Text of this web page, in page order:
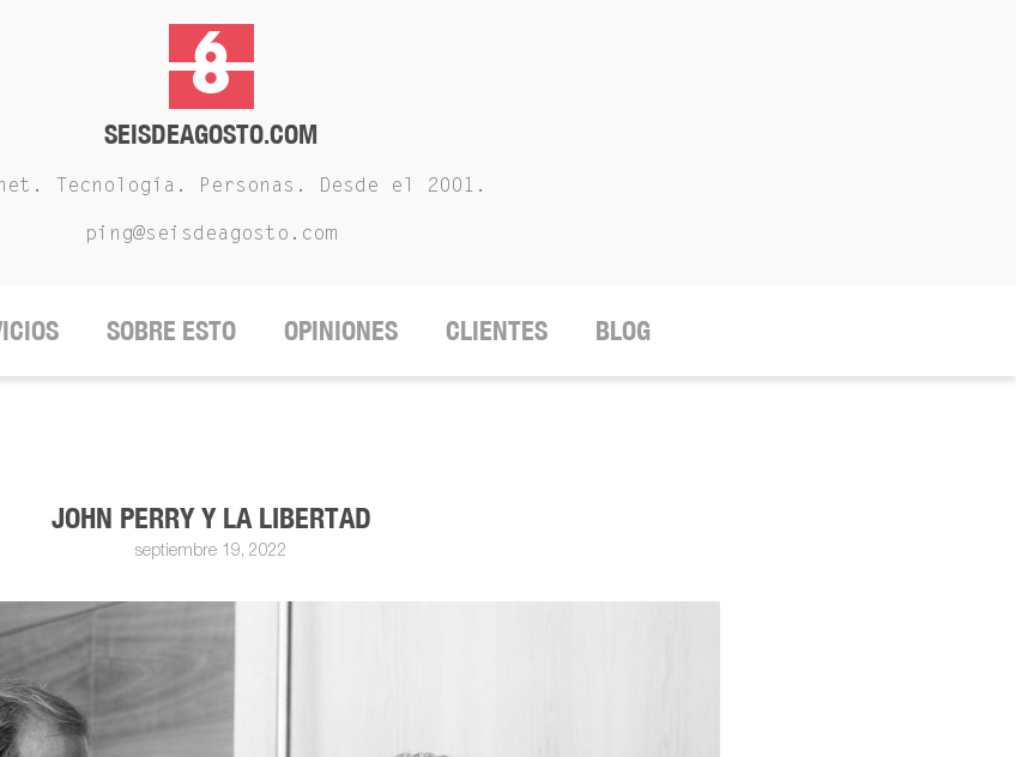
SEISDEAGOSTO.COM
Tecnología. Personas. Desde el 2001.
ping@seisdeagosto.com
SOBRE ESTO OPINIONES CLIENTES BLOG
JOHN PERRY Y LA LIBERTAD
septiembre 19, 2022